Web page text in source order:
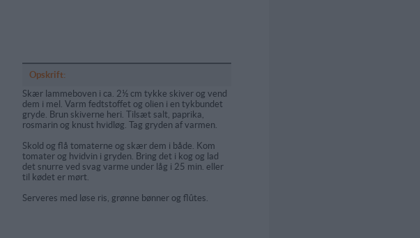
Opskrift:
Skær lammeboven i ca. 2½ cm tykke skiver og vend
dem i mel. Varm fedtstoffet og olien i en tykbundet
gryde. Brun skiverne heri. Tilsæt salt, paprika,
rosmarin og knust hvidløg. Tag gryden af varmen.
Skold og flå tomaterne og skær dem i både. Kom
tomater og hvidvin i gryden. Bring det i kog og lad
det snurre ved svag varme under låg i 25 min. eller
til kødet er mørt.
Serveres med løse ris, grønne bønner og flûtes.